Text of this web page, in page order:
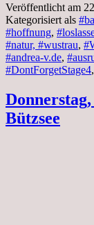
Veröffentlicht am
Kategorisiert als
#hoffnung,
#natur, #wustrau,
#andrea-v.de,
#DontForgetStage4,
Bützsee